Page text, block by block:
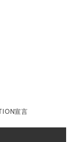
宣言